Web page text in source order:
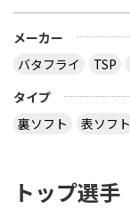
メーカー
バタフライ
TSP
タイプ
裏ソフト
表ソフト
トップ選手